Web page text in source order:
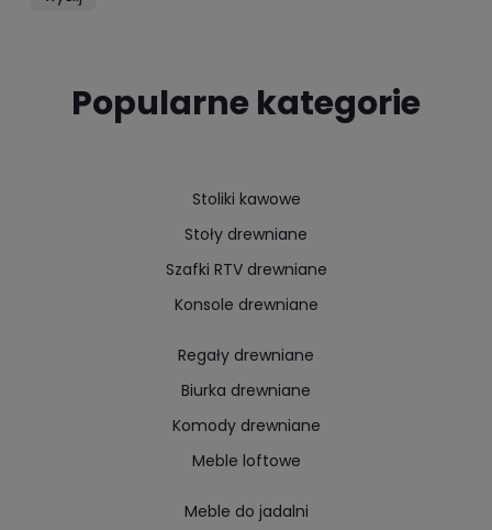
Popularne kategorie
Stoliki kawowe
Stoły drewniane
Szafki RTV drewniane
Konsole drewniane
Regały drewniane
Biurka drewniane
Komody drewniane
Meble loftowe
Meble do jadalni